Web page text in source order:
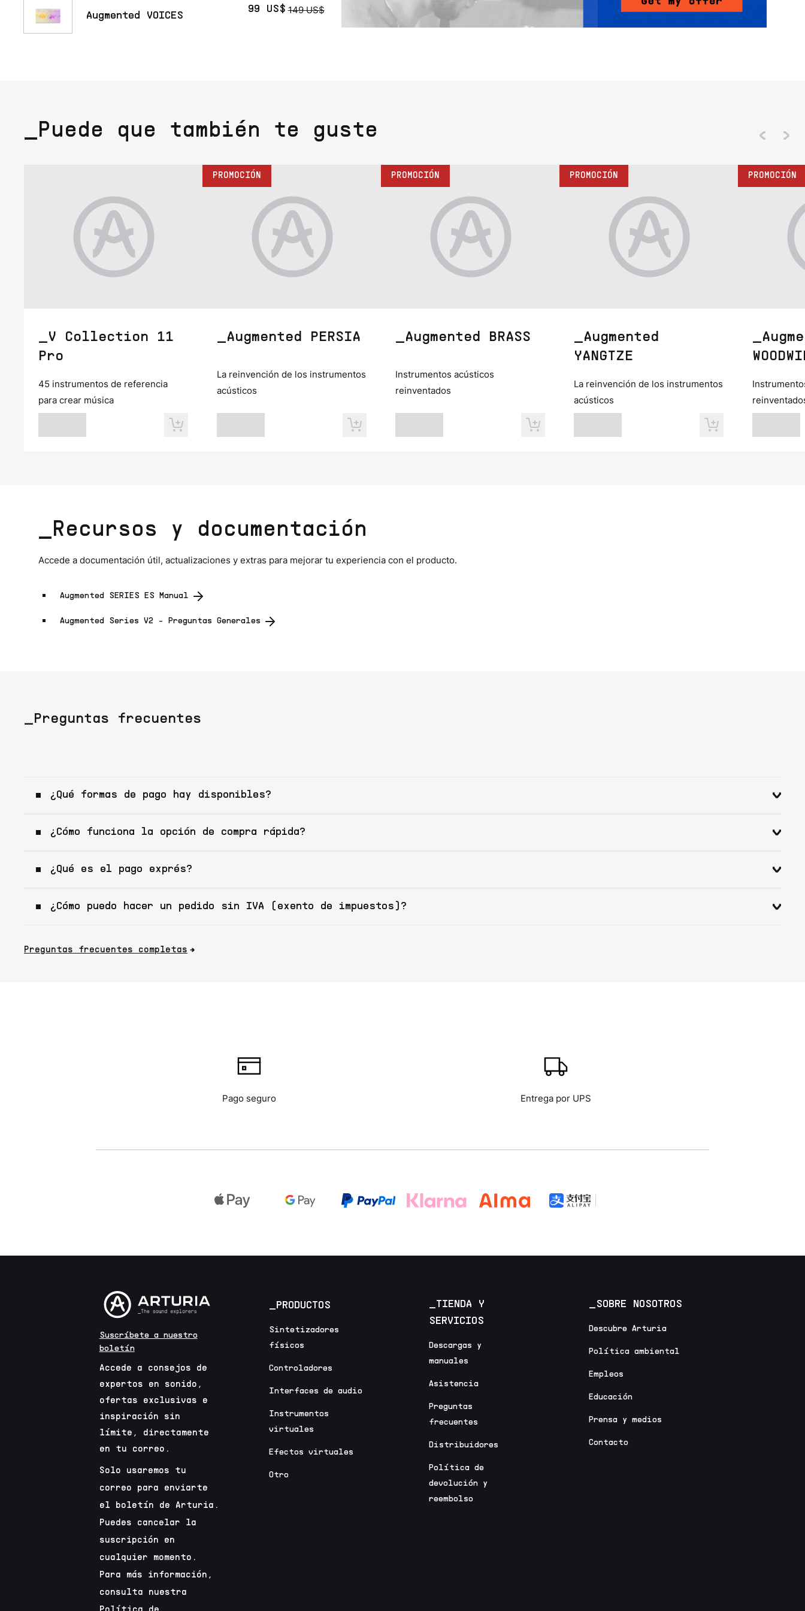
Augmented VOICES
99 US$ 149 US$
_Puede que también te guste
_V Collection 11
Pro
45 instrumentos de referencia
para crear música
PROMOCIÓN
_Augmented PERSIA
La reinvención de los instrumentos
acústicos
PROMOCIÓN
_Augmented BRASS
Instrumentos acústicos
reinventados
PROMOCIÓN
_Augmented
YANGTZE
La reinvención de los instrumentos
acústicos
PROMOCIÓN
_Recursos y documentación
Accede a documentación útil, actualizaciones y extras para mejorar tu experiencia con el producto.
Augmented SERIES ES Manual
Augmented Series V2 - Preguntas Generales
_Preguntas frecuentes
¿Qué formas de pago hay disponibles?
¿Cómo funciona la opción de compra rápida?
¿Qué es el pago exprés?
¿Cómo puedo hacer un pedido sin IVA (exento de impuestos)?
Preguntas frecuentes completas
Pago seguro Entrega por UPS
Suscríbete a nuestro
boletín
Accede a consejos de
expertos en sonido,
ofertas exclusivas e
inspiración sin
límite, directamente
en tu correo.
Solo usaremos tu
correo para enviarte
el boletín de Arturia.
Puedes cancelar la
suscripción en
cualquier momento.
Para más información,
consulta nuestra
_PRODUCTOS
Sintetizadores
físicos
Controladores
Interfaces de audio
Instrumentos
virtuales
Efectos virtuales
Otro
_TIENDA Y
SERVICIOS
Descargas y
manuales
Asistencia
Preguntas
frecuentes
Distribuidores
Política de
devolución y
reembolso
_SOBRE NOSOTROS
Descubre Arturia
Política ambiental
Empleos
Educación
Prensa y medios
Contacto